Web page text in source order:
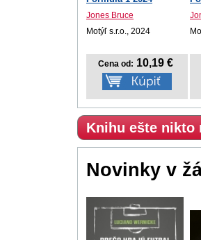
Jones Bruce
Motýľ s.r.o., 2024
Cena od: 10,19 €
Knihu ešte nikto
Novinky v